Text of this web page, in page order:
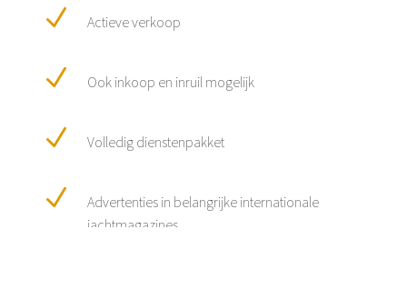
N Actieve verkoop
N Ook inkoop en inruil mogelijk
N Volledig dienstenpakket
N
Advertenties in belangrijke internationale
jachtmagazines